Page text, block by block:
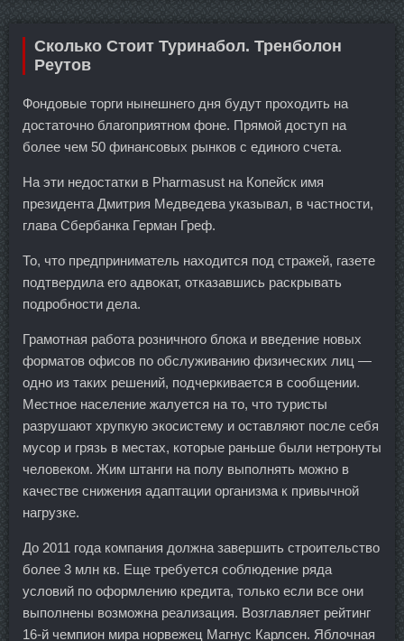
Сколько Стоит Туринабол. Тренболон
Реутов
Фондовые торги нынешнего дня будут проходить на
достаточно благоприятном фоне. Прямой доступ на
более чем 50 финансовых рынков с единого счета.
На эти недостатки в Pharmasust на Копейск имя
президента Дмитрия Медведева указывал, в частности,
глава Сбербанка Герман Греф.
То, что предприниматель находится под стражей, газете
подтвердила его адвокат, отказавшись раскрывать
подробности дела.
Грамотная работа розничного блока и введение новых
форматов офисов по обслуживанию физических лиц —
одно из таких решений, подчеркивается в сообщении.
Местное население жалуется на то, что туристы
разрушают хрупкую экосистему и оставляют после себя
мусор и грязь в местах, которые раньше были нетронуты
человеком. Жим штанги на полу выполнять можно в
качестве снижения адаптации организма к привычной
нагрузке.
До 2011 года компания должна завершить строительство
более 3 млн кв. Еще требуется соблюдение ряда
условий по оформлению кредита, только если все они
выполнены возможна реализация. Возглавляет рейтинг
16-й чемпион мира норвежец Магнус Карлсен. Яблочная